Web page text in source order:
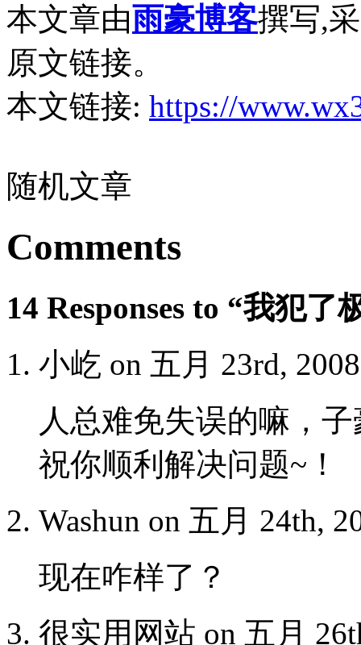
本文章由雨豪博客撰写,
原文链接。
本文链接: https://
随机文章
Comments
14 Responses to “我犯
小屹 on 五月 23rd,
人总难免失误的嘛，
祝你顺利解决问题~！
Washun on 五月 24th,
现在咋样了？
很实用网站 on 五月